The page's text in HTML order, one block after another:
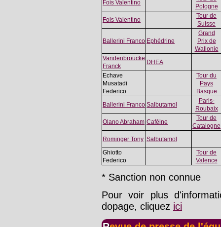
Fois Valentino
Pologne
Fois Valentino
Tour de
Suisse
Ballerini Franco Ephédrine
Grand
Prix de
Wallonie
Vandenbroucke
Franck
DHEA
Echave
Musatadi
Federico
Tour du
Pays
Basque
Ballerini Franco Salbutamol
Paris-
Roubaix
Olano Abraham Caféine
Tour de
Catalogne
Rominger Tony Salbutamol
Ghiotto
Federico
Tour de
Valence
* Sanction non connue
Pour voir plus
dopage, cliquez ici